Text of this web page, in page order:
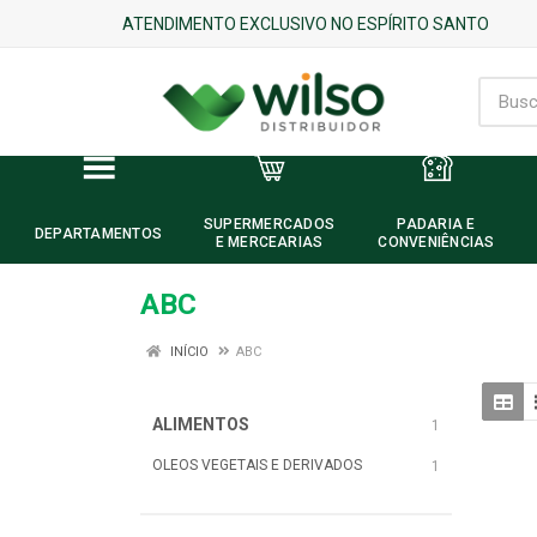
ATENDIMENTO EXCLUSIVO NO ESPÍRITO SANTO
DEPARTAMENTOS
SUPERMERCADOS
E MERCEARIAS
PADARIA E
CONVENIÊNCIAS
ABC
INÍCIO ABC
ALIMENTOS 1
OLEOS VEGETAIS E DERIVADOS 1